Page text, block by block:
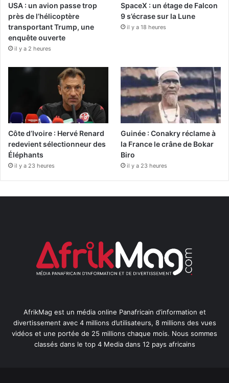
USA : un avion passe trop
près de l’hélicoptère
transportant Trump, une
enquête ouverte
il y a 2 heures
SpaceX : un étage de Falcon
9 s’écrase sur la Lune
il y a 18 heures
Côte d’Ivoire : Hervé Renard
redevient sélectionneur des
Éléphants
il y a 23 heures
Guinée : Conakry réclame à
la France le crâne de Bokar
Biro
il y a 23 heures
AfrikMag est un média online Panafricain d’information et
divertissement avec 4 millions d’utilisateurs, 8 millions des vues
vidéos et une portée de 25 millions chaque mois. Nous sommes
classés dans le top 4 Media dans 12 pays africains